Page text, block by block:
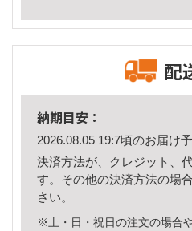
配
納期目安：
2026.08.05 19:7頃のお届け予
決済方法が、クレジット、
す。その他の決済方法の場
さい。
※土・日・祝日の注文の場合